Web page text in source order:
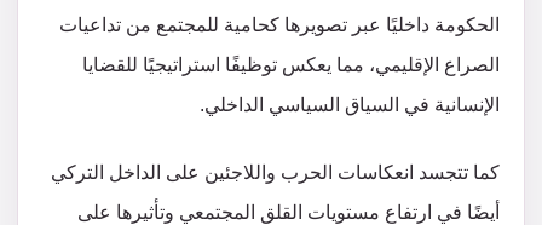
الحكومة داخليًا عبر تصويرها كحامية للمجتمع من تداعيات
الصراع الإقليمي، مما يعكس توظيفًا استراتيجيًا للقضايا
الإنسانية في السياق السياسي الداخلي.
كما تتجسد انعكاسات الحرب واللاجئين على الداخل التركي
أيضًا في ارتفاع مستويات القلق المجتمعي وتأثيرها على